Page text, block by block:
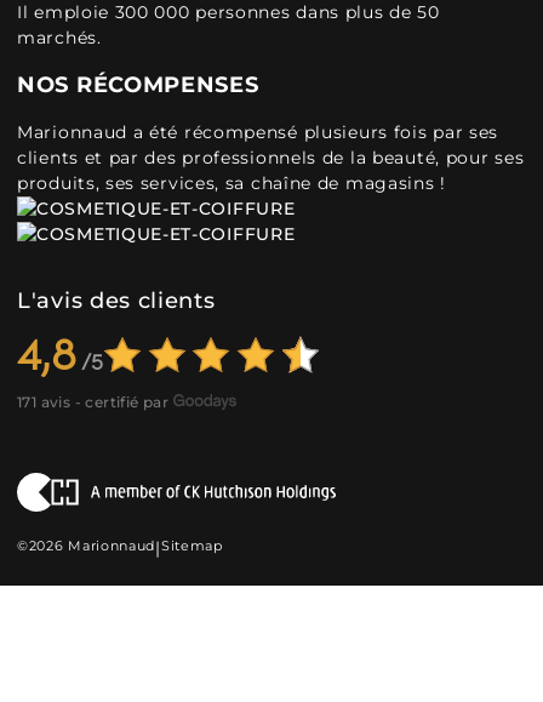
Il emploie 300 000 personnes dans plus de 50
marchés.
NOS RÉCOMPENSES
Marionnaud a été récompensé plusieurs fois par ses
clients et par des professionnels de la beauté, pour ses
produits, ses services, sa chaîne de magasins !
L'avis des clients
4,8
171 avis - certifié par
©2026 Marionnaud|Sitemap